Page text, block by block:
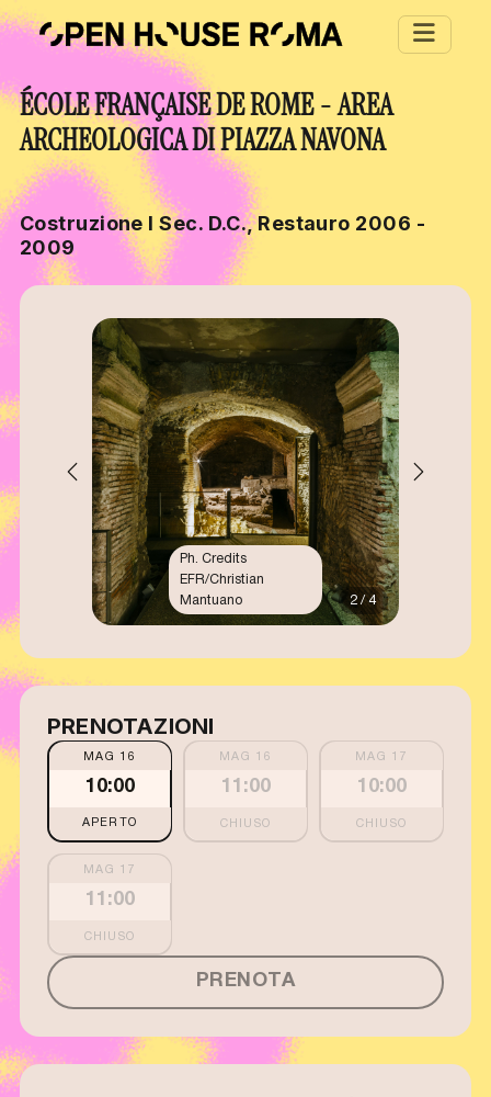
Salta al contenuto principale
ÉCOLE FRANÇAISE DE ROME - AREA
ARCHEOLOGICA DI PIAZZA NAVONA
Costruzione I Sec. D.C., Restauro 2006 -
2009
2 / 4
Ph. Credits
EFR/Christian
Mantuano
PRENOTAZIONI
MAG 16
10:00
APERTO
MAG 16
11:00
MAG 17
10:00
MAG 17
11:00
PRENOTA